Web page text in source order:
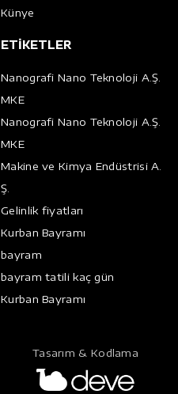
Künye
ETİKETLER
Nanografi Nano Teknoloji A.Ş.
MKE
Nanografi Nano Teknoloji A.Ş.
MKE
Makine ve Kimya Endüstrisi A.
Ş.
Gelinlik fiyatları
Kurban Bayramı
bayram
bayram tatili kaç gün
Kurban Bayramı
Tasarım & Kodlama